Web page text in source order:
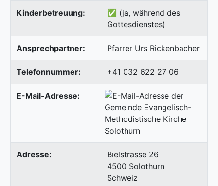
Kinderbetreuung:
✅ (ja, während des
Gottesdienstes)
Ansprechpartner: Pfarrer Urs Rickenbacher
Telefonnummer: +41 032 622 27 06
E-Mail-Adresse:
Adresse:
Bielstrasse 26
4500 Solothurn
Schweiz